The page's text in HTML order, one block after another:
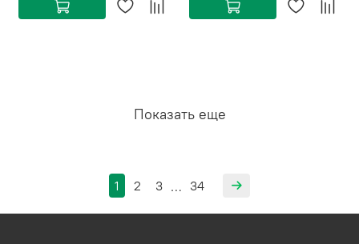
Показать еще
1 2 3 … 34